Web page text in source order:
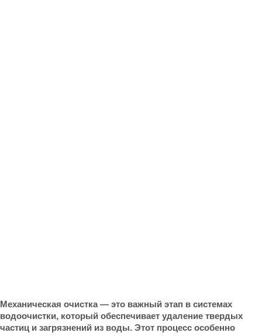
Механическая очистка — это важный этап в системах
водоочистки, который обеспечивает удаление твердых
частиц и загрязнений из воды. Этот процесс особенно